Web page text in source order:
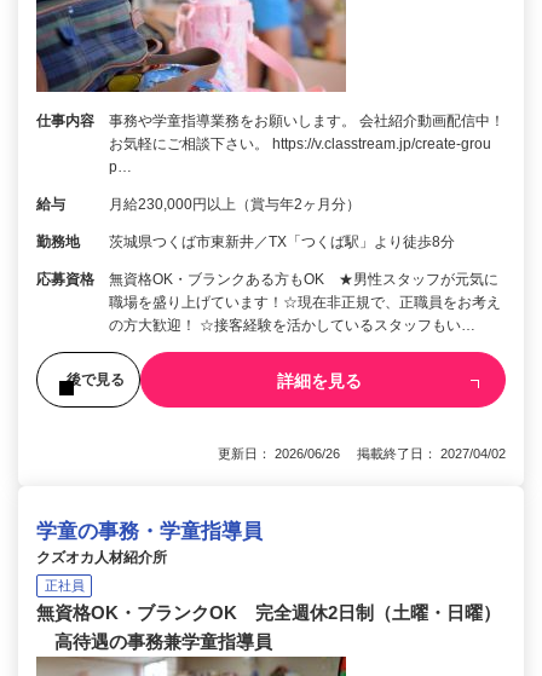
仕事内容
事務や学童指導業務をお願いします。 会社紹介動画配信中！
お気軽にご相談下さい。 https://v.classtream.jp/create-grou
p…
給与 月給230,000円以上（賞与年2ヶ月分）
勤務地 茨城県つくば市東新井／TX「つくば駅」より徒歩8分
応募資格
無資格OK・ブランクある方もOK ★男性スタッフが元気に
職場を盛り上げています！☆現在非正規で、正職員をお考え
の方大歓迎！ ☆接客経験を活かしているスタッフもい…
後で見る 詳細を見る
更新日： 2026/06/26 掲載終了日： 2027/04/02
学童の事務・学童指導員
クズオカ人材紹介所
正社員
無資格OK・ブランクOK 完全週休2日制（土曜・日曜）
高待遇の事務兼学童指導員